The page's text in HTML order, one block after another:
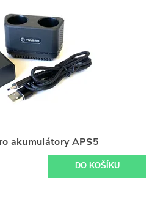
akumulátory APS5